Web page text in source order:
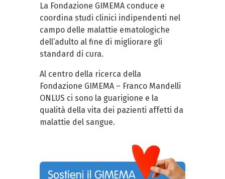
La Fondazione GIMEMA conduce e
coordina studi clinici indipendenti nel
campo delle malattie ematologiche
dell’adulto al fine di migliorare gli
standard di cura.
Al centro della ricerca della
Fondazione GIMEMA – Franco Mandelli
ONLUS ci sono la guarigione e la
qualità della vita dei pazienti affetti da
malattie del sangue.